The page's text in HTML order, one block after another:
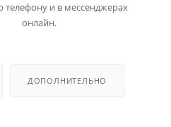
телефону и в мессенджерах
онлайн.
ДОПОЛНИТЕЛЬНО